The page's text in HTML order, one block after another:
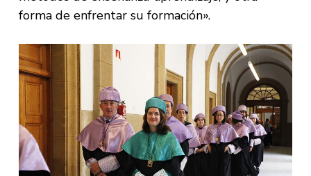
forma de enfrentar su formación».